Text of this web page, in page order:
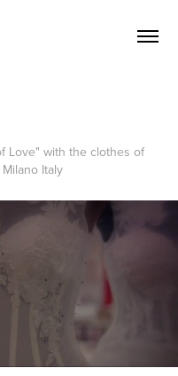
Love" with the clothes of
Italy